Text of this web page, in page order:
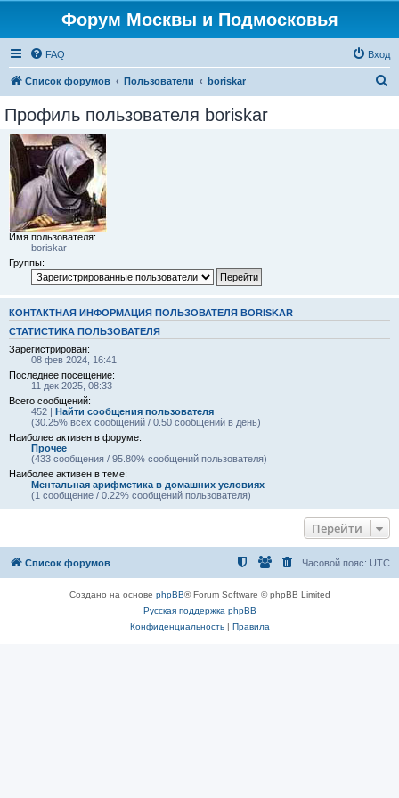
Форум Москвы и Подмосковья
FAQ Вход
Список форумов Пользователи boriskar
Профиль пользователя boriskar
Имя пользователя:
boriskar
Группы:
КОНТАКТНАЯ ИНФОРМАЦИЯ ПОЛЬЗОВАТЕЛЯ BORISKAR
СТАТИСТИКА ПОЛЬЗОВАТЕЛЯ
Зарегистрирован:
08 фев 2024, 16:41
Последнее посещение:
11 дек 2025, 08:33
Всего сообщений:
452 | Найти сообщения пользователя
(30.25% всех сообщений / 0.50 сообщений в день)
Наиболее активен в форуме:
Прочее
(433 сообщения / 95.80% сообщений пользователя)
Наиболее активен в теме:
Ментальная арифметика в домашних условиях
(1 сообщение / 0.22% сообщений пользователя)
Перейти
Список форумов Часовой пояс: UTC
Создано на основе phpBB® Forum Software © phpBB Limited
Русская поддержка phpBB
Конфиденциальность| Правила